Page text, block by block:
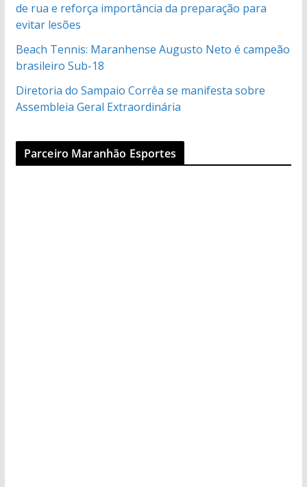
de rua e reforça importância da preparação para
evitar lesões
Beach Tennis: Maranhense Augusto Neto é campeão
brasileiro Sub-18
Diretoria do Sampaio Corrêa se manifesta sobre
Assembleia Geral Extraordinária
Parceiro Maranhão Esportes